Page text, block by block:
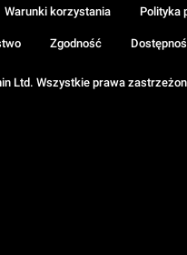
Ltd. Wszystkie prawa
Warunki korzystania Polityka
Zgodność